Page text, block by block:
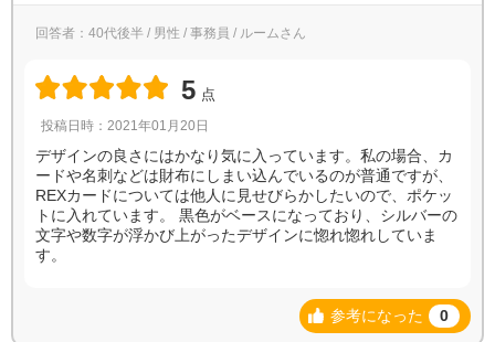
回答者：40代後半 / 男性 / 事務員 / ルームさん
5 点
投稿日時：2021年01月20日
デザインの良さにはかなり気に入っています。私の場合、カ
ードや名刺などは財布にしまい込んでいるのが普通ですが、
REXカードについては他人に見せびらかしたいので、ポケッ
トに入れています。 黒色がベースになっており、シルバーの
文字や数字が浮かび上がったデザインに惚れ惚れしていま
す。
参考になった 0